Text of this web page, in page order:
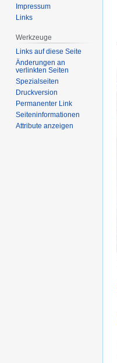
Impressum
Links
Werkzeuge
Links auf diese Seite
Änderungen an
verlinkten Seiten
Spezialseiten
Druckversion
Permanenter Link
Seiten­­informationen
Attribute anzeigen